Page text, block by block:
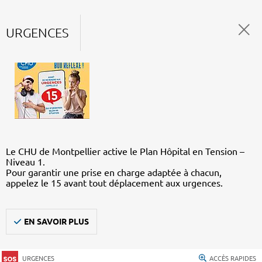
URGENCES
Le CHU de Montpellier active le Plan Hôpital en Tension –
Niveau 1.
Pour garantir une prise en charge adaptée à chacun,
appelez le 15 avant tout déplacement aux urgences.
EN SAVOIR PLUS
URGENCES ACCÈS RAPIDES